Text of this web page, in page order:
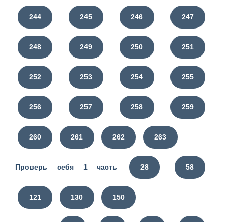
244 245 246 247
248 249 250 251
252 253 254 255
256 257 258 259
260 261 262 263
Проверь себя 1 часть 28 58
121 130 150